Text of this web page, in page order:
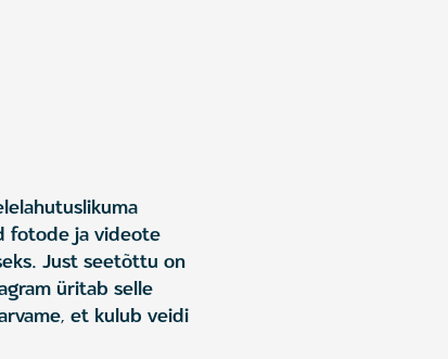
fotode ja videote
Just seetõttu on
üritab selle
et kulub veidi